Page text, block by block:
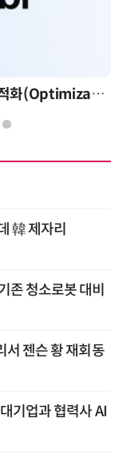
AI 시대의 의사결정을 바꾸는 수리최적화(Optimization): 실제 산업 적용 사례와 활용 전략
韓 제자리
존 청소로봇 대비
서 젠슨 황 재회동
기업과 협력사 AI